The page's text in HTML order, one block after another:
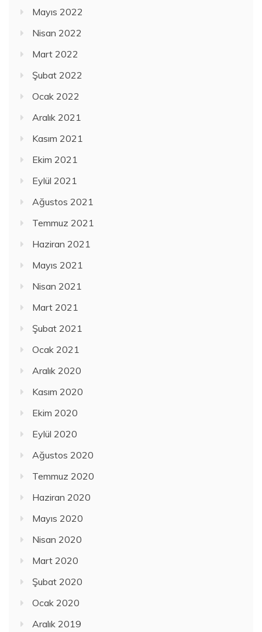
Mayıs 2022
Nisan 2022
Mart 2022
Şubat 2022
Ocak 2022
Aralık 2021
Kasım 2021
Ekim 2021
Eylül 2021
Ağustos 2021
Temmuz 2021
Haziran 2021
Mayıs 2021
Nisan 2021
Mart 2021
Şubat 2021
Ocak 2021
Aralık 2020
Kasım 2020
Ekim 2020
Eylül 2020
Ağustos 2020
Temmuz 2020
Haziran 2020
Mayıs 2020
Nisan 2020
Mart 2020
Şubat 2020
Ocak 2020
Aralık 2019